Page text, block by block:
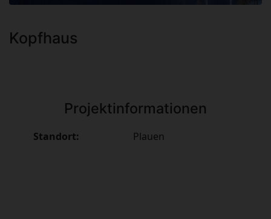
Kopfhaus
Projektinformationen
Standort: Plauen